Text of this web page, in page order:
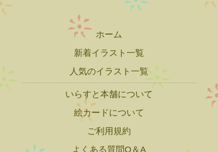
ホーム
新着イラスト一覧
人気のイラスト一覧
いらすと本舗について
絵カードについて
ご利用規約
よくある質問Q＆A